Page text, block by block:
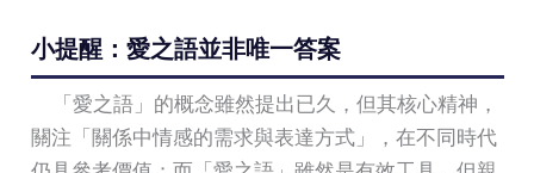
小提醒：愛之語並非唯一答案
「愛之語」的概念雖然提出已久，但其核心精神，
關注「關係中情感的需求與表達方式」，在不同時代